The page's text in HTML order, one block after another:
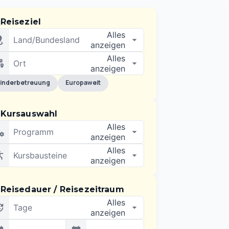
Reiseziel
Land/Bundesland
Alles
anzeigen
Ort
Alles
anzeigen
Europaweit
Kursauswahl
Programm
Alles
anzeigen
Kursbausteine
Alles
anzeigen
Reisedauer / Reisezeitraum
Tage
Alles
anzeigen